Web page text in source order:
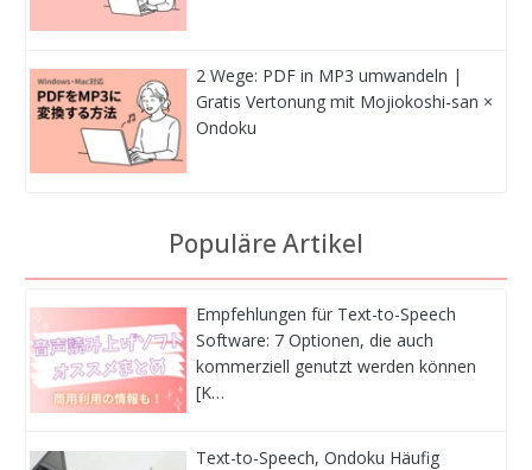
2 Wege: PDF in MP3 umwandeln |
Gratis Vertonung mit Mojiokoshi-san ×
Ondoku
Populäre Artikel
Empfehlungen für Text-to-Speech
Software: 7 Optionen, die auch
kommerziell genutzt werden können
[K…
Text-to-Speech, Ondoku Häufig